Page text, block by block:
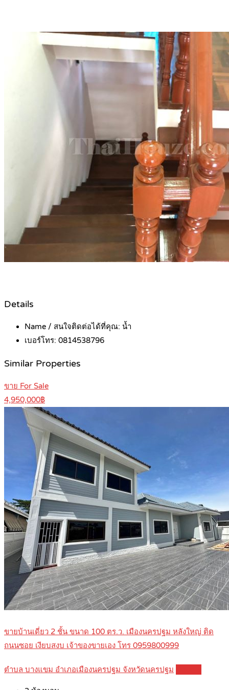
Details
Name / สนใจติดต่อได้ที่คุณ: น้ำ
เบอร์โทร: 0814538796
Similar Properties
ขาย For Sale
4,950,000฿
ขายบ้านเดี่ยว 2 ชั้น ขนาด 100 ตร.ว. เมืองนครปฐม หลังใหญ่ ติด
ถนนซอย เงียบสงบ เจ้าของขายเอง โทร 0959800999
ตำบล บางแขม อำเภอเมืองนครปฐม จังหวัดนครปฐม